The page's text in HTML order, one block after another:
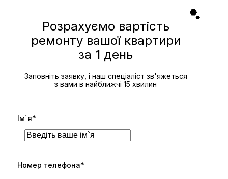
Розрахуємо вартість
ремонту вашої квартири
за 1 день
Заповніть заявку, і наш спеціаліст зв'яжеться
з вами в найближчі 15 хвилин
Ім`я*
Номер телефона*